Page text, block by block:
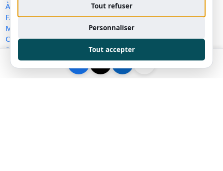
À propos
FAQ
Méthodologie
Contact
Statut des services
Confidentialité
Conditions d'utilisation
Tout refuser
Personnaliser
Tout accepter